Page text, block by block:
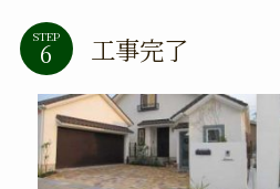
STEP 工事完了